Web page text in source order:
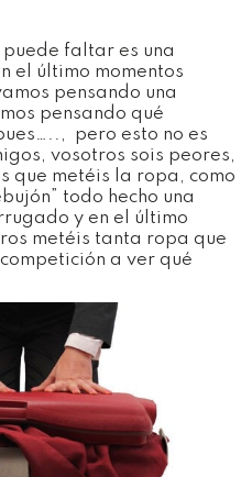
faltar es una
el último momentos
pensando una
pensando qué
pero esto no es
vosotros sois peores,
que metéis la ropa, como
todo hecho una
y en el último
metéis tanta ropa que
a ver qué